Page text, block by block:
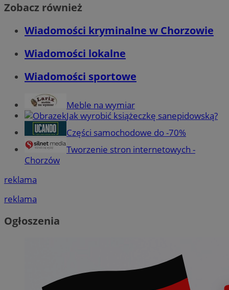
Zobacz również
Wiadomości kryminalne w Chorzowie
Wiadomości lokalne
Wiadomości sportowe
Meble na wymiar
Jak wyrobić książeczkę sanepidowską?
Części samochodowe do -70%
Tworzenie stron internetowych -
Chorzów
reklama
reklama
Ogłoszenia